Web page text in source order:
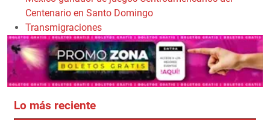
Centenario en Santo Domingo
Transmigraciones
Lo más reciente